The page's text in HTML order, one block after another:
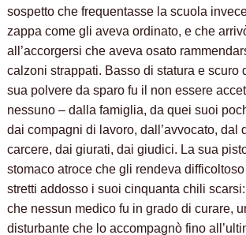
sospetto che frequentasse la scuola
zappa come gli aveva ordinato, e che
all’accorgersi che aveva osato
calzoni strappati. Basso di statura e scuro
sua polvere da sparo fu il non essere
nessuno – dalla famiglia, da quei suoi
dai compagni di lavoro, dall’avvocato, dal
carcere, dai giurati, dai giudici. La sua
stomaco atroce che gli rendeva
stretti addosso i suoi cinquanta chili
che nessun medico fu in grado di curare,
disturbante che lo accompagnò fino